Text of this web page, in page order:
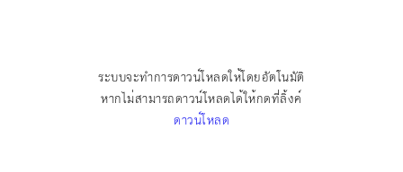
ระบบจะทำการดาวน์โหลดให้โดยอัตโนมัติ
หากไม่สามารถดาวน์โหลดได้ให้กดที่ลิ้งค์
ดาวน์โหลด